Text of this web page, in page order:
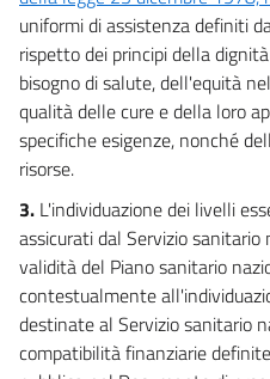
15
15 bis
15 ter
15 quater
15 quinquies
15 sexies
15 septies
15 octies
uniformi di assistenza definiti
rispetto dei principi della
bisogno di salute, dell'equità
qualità delle cure e della loro
specifiche esigenze, nonché
risorse.
3. L'individuazione dei livelli
assicurati dal Servizio sanitario
validità del Piano sanitario
contestualmente
destinate al Servizio sanitario
compatibilità finanziarie